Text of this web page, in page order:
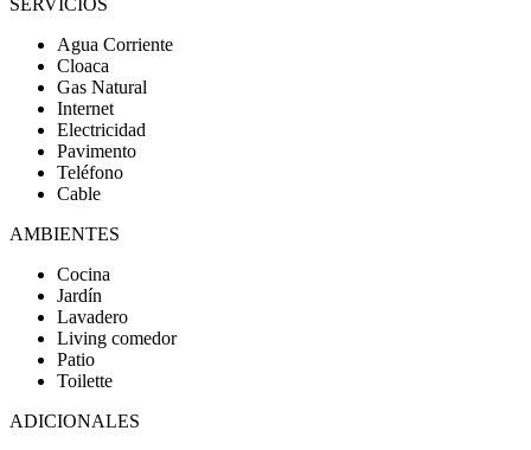
SERVICIOS
Agua Corriente
Cloaca
Gas Natural
Internet
Electricidad
Pavimento
Teléfono
Cable
AMBIENTES
Cocina
Jardín
Lavadero
Living comedor
Patio
Toilette
ADICIONALES